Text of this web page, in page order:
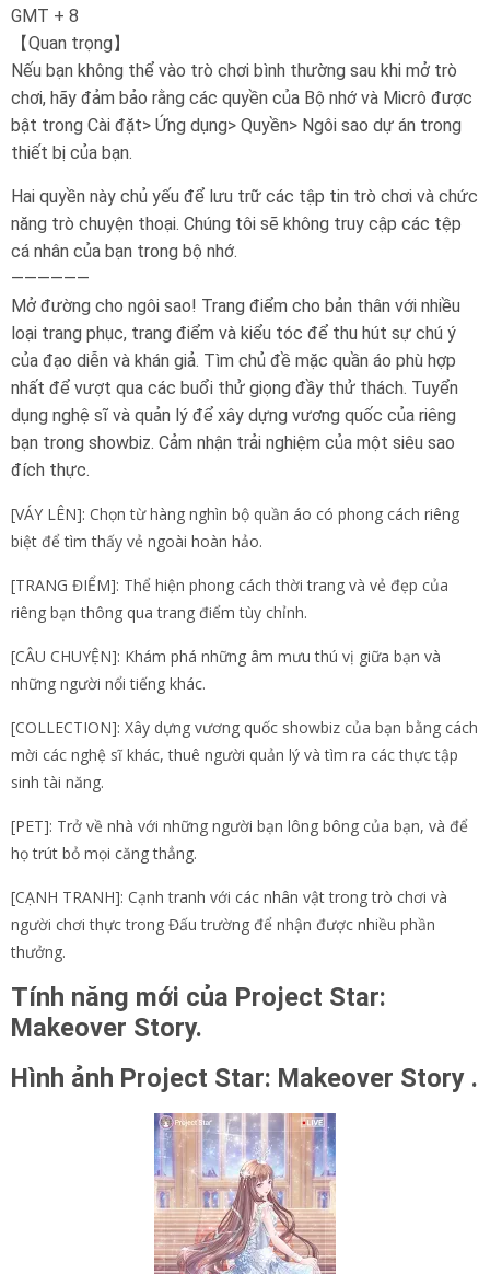
GMT + 8
【Quan trọng】
Nếu bạn không thể vào trò chơi bình thường sau khi mở trò
chơi, hãy đảm bảo rằng các quyền của Bộ nhớ và Micrô được
bật trong Cài đặt> Ứng dụng> Quyền> Ngôi sao dự án trong
thiết bị của bạn.
Hai quyền này chủ yếu để lưu trữ các tập tin trò chơi và chức
năng trò chuyện thoại. Chúng tôi sẽ không truy cập các tệp
cá nhân của bạn trong bộ nhớ.
——————
Mở đường cho ngôi sao! Trang điểm cho bản thân với nhiều
loại trang phục, trang điểm và kiểu tóc để thu hút sự chú ý
của đạo diễn và khán giả. Tìm chủ đề mặc quần áo phù hợp
nhất để vượt qua các buổi thử giọng đầy thử thách. Tuyển
dụng nghệ sĩ và quản lý để xây dựng vương quốc của riêng
bạn trong showbiz. Cảm nhận trải nghiệm của một siêu sao
đích thực.
[VÁY LÊN]: Chọn từ hàng nghìn bộ quần áo có phong cách riêng
biệt để tìm thấy vẻ ngoài hoàn hảo.
[TRANG ĐIỂM]: Thể hiện phong cách thời trang và vẻ đẹp của
riêng bạn thông qua trang điểm tùy chỉnh.
[CÂU CHUYỆN]: Khám phá những âm mưu thú vị giữa bạn và
những người nổi tiếng khác.
[COLLECTION]: Xây dựng vương quốc showbiz của bạn bằng cách
mời các nghệ sĩ khác, thuê người quản lý và tìm ra các thực tập
sinh tài năng.
[PET]: Trở về nhà với những người bạn lông bông của bạn, và để
họ trút bỏ mọi căng thẳng.
[CẠNH TRANH]: Cạnh tranh với các nhân vật trong trò chơi và
người chơi thực trong Đấu trường để nhận được nhiều phần
thưởng.
Tính năng mới của Project Star:
Makeover Story.
Hình ảnh Project Star: Makeover Story .